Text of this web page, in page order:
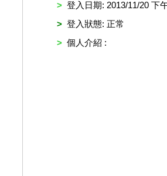
> 登入日期: 2013/11/20 下
> 登入狀態: 正常
> 個人介紹 :